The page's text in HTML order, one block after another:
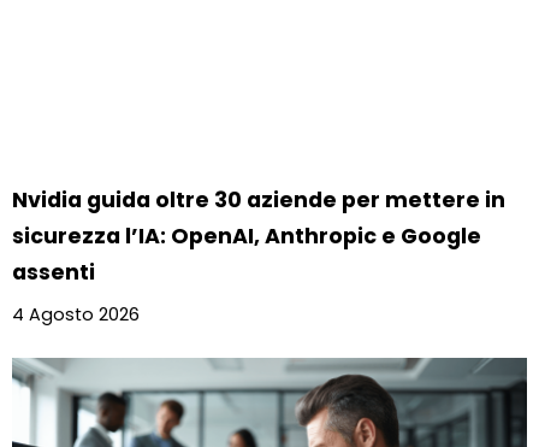
Nvidia guida oltre 30 aziende per mettere in
sicurezza l’IA: OpenAI, Anthropic e Google
assenti
4 Agosto 2026